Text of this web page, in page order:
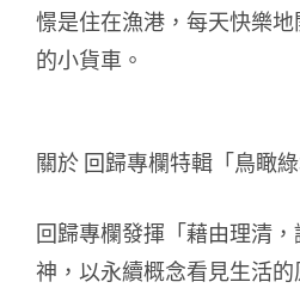
憬是住在漁港，每天快樂
的小貨車。
關於 回歸專欄特輯「鳥瞰綠
回歸專欄發揮「藉由理清
神，以永續概念看見生活的